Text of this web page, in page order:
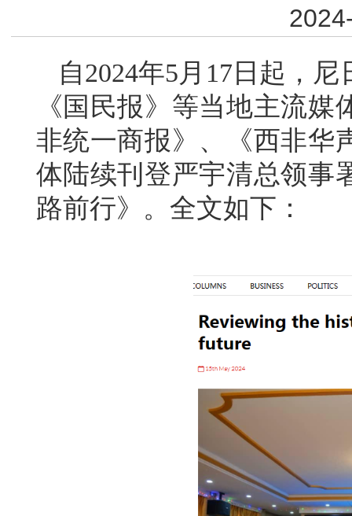
自2024年5月17日起，
《国民报》等当地主流
非统一商报》、《西非华
体陆续刊登严宇清总领事
路前行》。全文如下：